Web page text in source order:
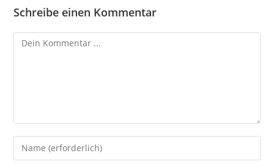
Schreibe einen Kommentar
Kommentieren
Gib
deinen